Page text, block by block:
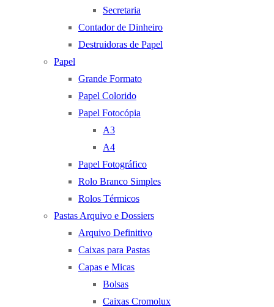
Secretaria
Contador de Dinheiro
Destruidoras de Papel
Papel
Grande Formato
Papel Colorido
Papel Fotocópia
A3
A4
Papel Fotográfico
Rolo Branco Simples
Rolos Térmicos
Pastas Arquivo e Dossiers
Arquivo Definitivo
Caixas para Pastas
Capas e Micas
Bolsas
Caixas Cromolux